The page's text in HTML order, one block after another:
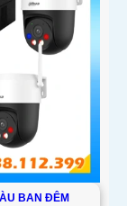
BAN ĐÊM